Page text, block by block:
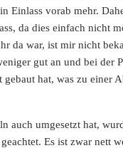
Einlass vorab mehr.
da dies einfach nicht
da war, ist mir nicht
gut an und bei der
gebaut hat, was zu einer
auch umgesetzt hat,
Es ist zwar nett